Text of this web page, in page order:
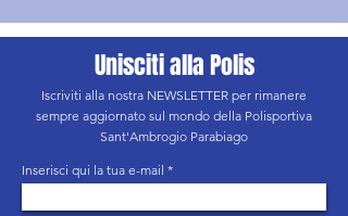
Unisciti alla Polis
Iscriviti alla nostra NEWSLETTER per rimanere
sempre aggiornato sul mondo della Polisportiva
Sant'Ambrogio Parabiago
Inserisci qui la tua e-mail